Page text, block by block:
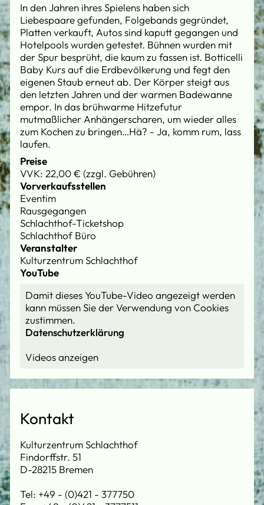
In den Jahren ihres Spielens haben sich
Liebespaare gefunden, Folgebands gegründet,
Platten verkauft, Autos sind kaputt gegangen und
Hotelpools wurden getestet. Bühnen wurden mit
der Spur besprüht, die kaum zu fassen ist. Botticelli
Baby Kurs auf die Erdbevölkerung und fegt den
eigenen Staub erneut ab. Der Körper steigt aus
den letzten Jahren und der warmen Badewanne
empor. In das brühwarme Hitzefutur
mutmaßlicher Anhängerscharen, um wieder alles
zum Kochen zu bringen…Hä? - Ja, komm rum, lass
laufen.
Preise
VVK: 22,00 € (zzgl. Gebühren)
Vorverkaufsstellen
Eventim
Rausgegangen
Schlachthof-Ticketshop
Schlachthof Büro
Veranstalter
Kulturzentrum Schlachthof
YouTube
Damit dieses YouTube-Video angezeigt werden
kann müssen Sie der Verwendung von Cookies
zustimmen.
Datenschutzerklärung
Kontakt
Kulturzentrum Schlachthof
Findorffstr. 51
D-28215 Bremen
Tel: +49 - (0)421 - 377750